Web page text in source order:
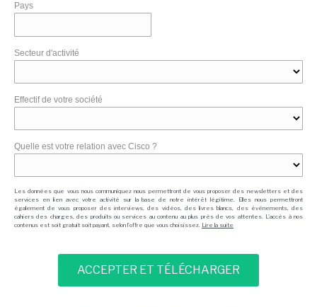
Pays
Secteur d'activité
Effectif de votre société
Quelle est votre relation avec Cisco ?
Les données que vous nous communiquez nous permettront de vous proposer des newsletters et des
services en lien avec votre activité sur la base de notre intérêt légitime. Elles nous permettront
également de vous proposer des interviews, des vidéos, des livres blancs, des événements, des
cahiers des charges, des produits ou services au contenu au plus près de vos attentes. L'accès à nos
contenus est soit gratuit soit payant, selon l'offre que vous choisissez. Lire la suite